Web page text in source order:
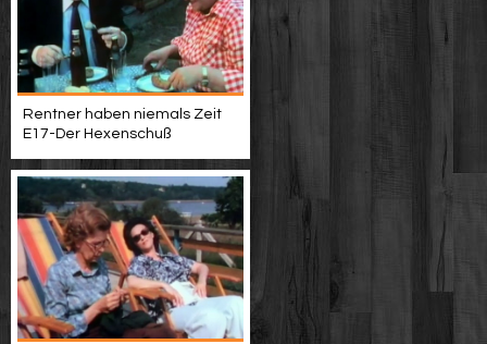
Rentner haben niemals Zeit
E17-Der Hexenschuß